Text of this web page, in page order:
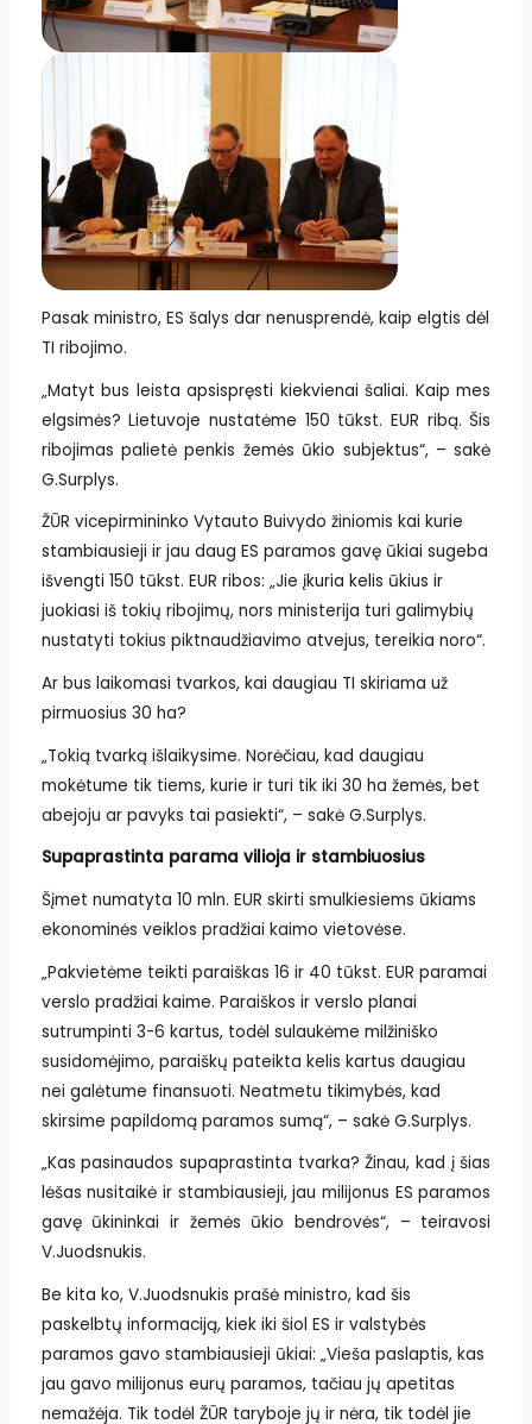
Pasak ministro, ES šalys dar nenusprendė, kaip elgtis dėl
TI ribojimo.
„Matyt bus leista apsispręsti kiekvienai šaliai. Kaip mes
elgsimės? Lietuvoje nustatėme 150 tūkst. EUR ribą. Šis
ribojimas palietė penkis žemės ūkio subjektus“, – sakė
G.Surplys.
ŽŪR vicepirmininko Vytauto Buivydo žiniomis kai kurie
stambiausieji ir jau daug ES paramos gavę ūkiai sugeba
išvengti 150 tūkst. EUR ribos: „Jie įkuria kelis ūkius ir
juokiasi iš tokių ribojimų, nors ministerija turi galimybių
nustatyti tokius piktnaudžiavimo atvejus, tereikia noro“.
Ar bus laikomasi tvarkos, kai daugiau TI skiriama už
pirmuosius 30 ha?
„Tokią tvarką išlaikysime. Norėčiau, kad daugiau
mokėtume tik tiems, kurie ir turi tik iki 30 ha žemės, bet
abejoju ar pavyks tai pasiekti“, – sakė G.Surplys.
Supaprastinta parama vilioja ir stambiuosius
Šįmet numatyta 10 mln. EUR skirti smulkiesiems ūkiams
ekonominės veiklos pradžiai kaimo vietovėse.
„Pakvietėme teikti paraiškas 16 ir 40 tūkst. EUR paramai
verslo pradžiai kaime. Paraiškos ir verslo planai
sutrumpinti 3-6 kartus, todėl sulaukėme milžiniško
susidomėjimo, paraiškų pateikta kelis kartus daugiau
nei galėtume finansuoti. Neatmetu tikimybės, kad
skirsime papildomą paramos sumą“, – sakė G.Surplys.
„Kas pasinaudos supaprastinta tvarka? Žinau, kad į šias
lėšas nusitaikė ir stambiausieji, jau milijonus ES paramos
gavę ūkininkai ir žemės ūkio bendrovės“, – teiravosi
V.Juodsnukis.
Be kita ko, V.Juodsnukis prašė ministro, kad šis
paskelbtų informaciją, kiek iki šiol ES ir valstybės
paramos gavo stambiausieji ūkiai: „Vieša paslaptis, kas
jau gavo milijonus eurų paramos, tačiau jų apetitas
nemažėja. Tik todėl ŽŪR taryboje jų ir nėra, tik todėl jie